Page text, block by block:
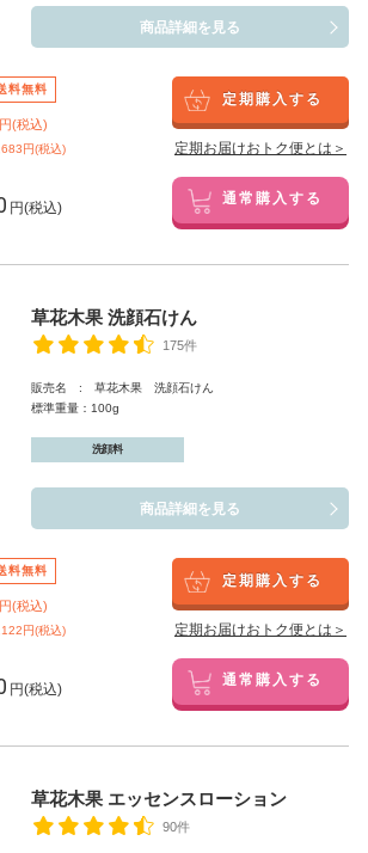
商品詳細を見る
料無料
円(税込)
円(税込)
定期購入する
定期お届けおトク便とは＞
円(税込) 通常購入する
草花木果 洗顔石けん
175件
販売名 : 草花木果 洗顔石けん
標準重量：100g
洗顔料
商品詳細を見る
料無料
円(税込)
円(税込)
定期購入する
定期お届けおトク便とは＞
円(税込) 通常購入する
草花木果 エッセンスローション
90件